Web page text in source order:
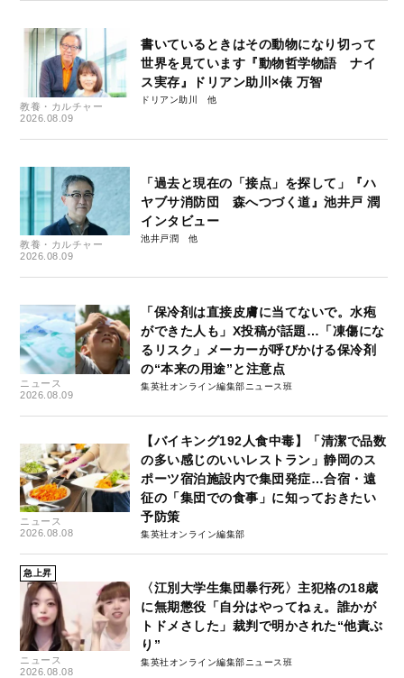
教養・カルチャー
2026.08.09
書いているときはその動物になり切って
世界を見ています『動物哲学物語 ナイ
ス実存』ドリアン助川×俵 万智
ドリアン助川
教養・カルチャー
2026.08.09
「過去と現在の「接点」を探して」『ハ
ヤブサ消防団 森へつづく道』池井戸 潤
インタビュー
池井戸潤
ニュース
2026.08.09
「保冷剤は直接皮膚に当てないで。水疱
ができた人も」X投稿が話題…「凍傷にな
るリスク」メーカーが呼びかける保冷剤
の“本来の用途”と注意点
集英社オンライン編集部ニュース班
ニュース
2026.08.08
【バイキング192人食中毒】「清潔で品数
の多い感じのいいレストラン」静岡のス
ポーツ宿泊施設内で集団発症…合宿・遠
征の「集団での食事」に知っておきたい
予防策
集英社オンライン編集部
急上昇
ニュース
2026.08.08
〈江別大学生集団暴行死〉主犯格の18歳
に無期懲役「自分はやってねぇ。誰かが
トドメさした」裁判で明かされた“他責ぶ
り”
集英社オンライン編集部ニュース班